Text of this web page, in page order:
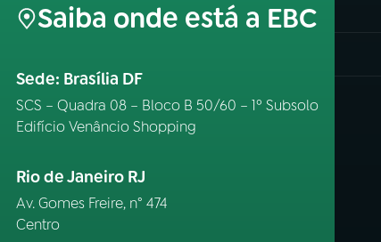
Saiba onde está a EBC
Sede: Brasília DF
SCS – Quadra 08 – Bloco B 50/60 – 1º Subsolo
Edifício Venâncio Shopping
Rio de Janeiro RJ
Av. Gomes Freire, n° 474
Centro